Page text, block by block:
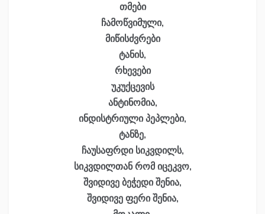
თმები
ჩამოწვიმული,
მიწისძვრები
ტანის,
რხევები
უკუქცევის
ანტინომია,
ინდისტრიული პეპლები,
ტანზე,
ჩაუსაფრდი სიკვდილს,
სიკვდილთან რომ იცეკვო,
შვიდივე ბეჭედი შენია,
შვიდივე ფერი შენია,